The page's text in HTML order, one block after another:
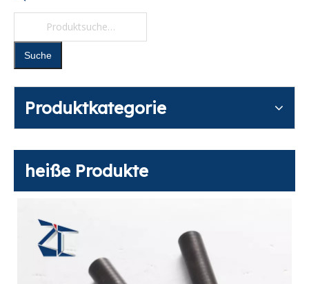
Suche
Produktkategorie
heiße Produkte